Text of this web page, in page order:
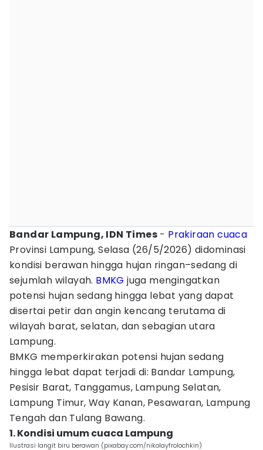
Bandar Lampung, IDN Times - Prakiraan cuaca
Provinsi Lampung, Selasa (26/5/2026) didominasi
kondisi berawan hingga hujan ringan–sedang di
sejumlah wilayah. BMKG juga mengingatkan
potensi hujan sedang hingga lebat yang dapat
disertai petir dan angin kencang terutama di
wilayah barat, selatan, dan sebagian utara
Lampung.
BMKG memperkirakan potensi hujan sedang
hingga lebat dapat terjadi di: Bandar Lampung,
Pesisir Barat, Tanggamus, Lampung Selatan,
Lampung Timur, Way Kanan, Pesawaran, Lampung
Tengah dan Tulang Bawang.
1. Kondisi umum cuaca Lampung
Ilustrasi langit biru berawan (pixabay.com/nikolayfrolochkin)